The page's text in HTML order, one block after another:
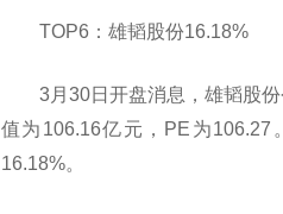
TOP6：雄韬股份16.18%
3月30日开盘消息，雄韬股
值为106.16亿元，PE为
16.18%。